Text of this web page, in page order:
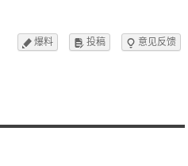
爆料  投稿  意见反馈